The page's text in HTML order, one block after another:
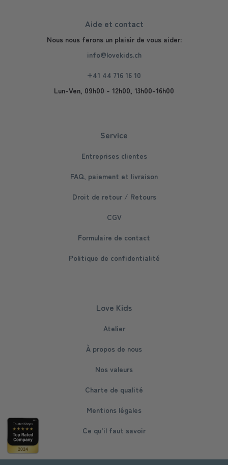
Aide et contact
Nous nous ferons un plaisir de vous aider:
info@lovekids.ch
+41 44 716 16 10
Lun-Ven, 09h00 - 12h00, 13h00-16h00
Service
Entreprises clientes
FAQ, paiement et livraison
Droit de retour / Retours
CGV
Formulaire de contact
Politique de confidentialité
Love Kids
Atelier
À propos de nous
Nos valeurs
Charte de qualité
Mentions légales
Ce qu'il faut savoir